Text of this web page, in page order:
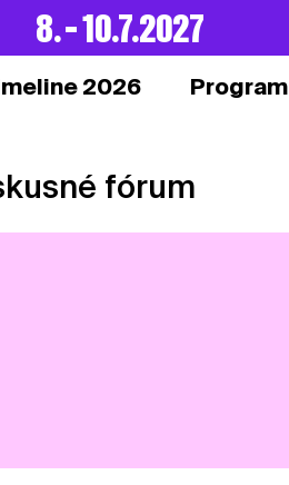
8. – 10.7.2027
2026 Program
fórum